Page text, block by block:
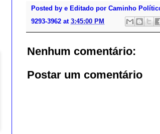
Posted by e Editado por Caminho
9293-3962 at 3:45:00 PM
Nenhum comentário:
Postar um comentário